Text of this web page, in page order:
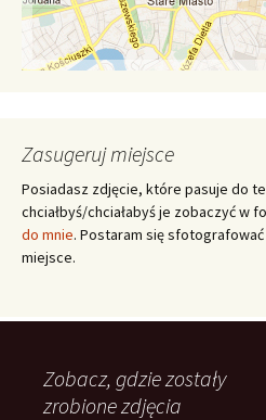
Zasugeruj miejsce
Posiadasz zdjęcie, które pasuje do
chciałbyś/chciałabyś je zobaczyć w
do mnie. Postaram się
miejsce.
Zobacz, gdzie zostały
zrobione zdjęcia